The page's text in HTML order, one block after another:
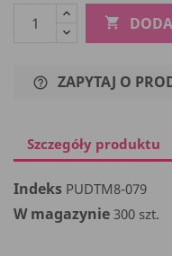

help_outline ZAPYTAJ O
Szczegóły produktu
Indeks PUDTM8-079
W magazynie 300 szt.